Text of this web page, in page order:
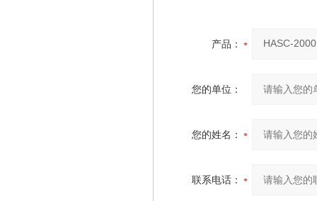
产品：
您的单位：
您的姓名：
联系电话：